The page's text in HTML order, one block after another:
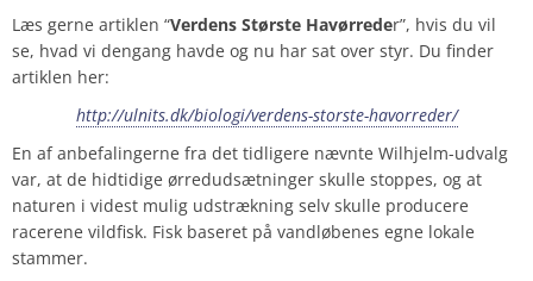
Læs gerne artiklen “Verdens Største Havørreder”, hvis du vil
se, hvad vi dengang havde og nu har sat over styr. Du finder
artiklen her:
http://ulnits.dk/biologi/verdens-storste-havorreder/
En af anbefalingerne fra det tidligere nævnte Wilhjelm-udvalg
var, at de hidtidige ørredudsætninger skulle stoppes, og at
naturen i videst mulig udstrækning selv skulle producere
racerene vildfisk. Fisk baseret på vandløbenes egne lokale
stammer.